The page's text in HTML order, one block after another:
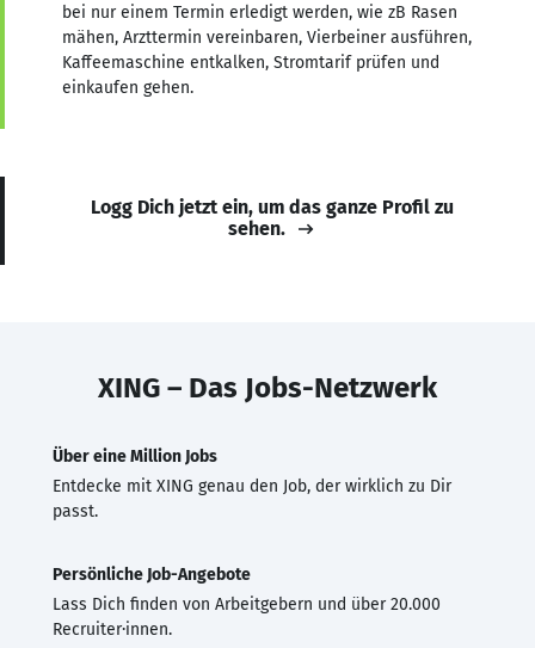
bei nur einem Termin erledigt werden, wie zB Rasen
mähen, Arzttermin vereinbaren, Vierbeiner ausführen,
Kaffeemaschine entkalken, Stromtarif prüfen und
einkaufen gehen.
Logg Dich jetzt ein, um das ganze Profil zu
sehen.
XING – Das Jobs-Netzwerk
Über eine Million Jobs
Entdecke mit XING genau den Job, der wirklich zu Dir
passt.
Persönliche Job-Angebote
Lass Dich finden von Arbeitgebern und über 20.000
Recruiter·innen.